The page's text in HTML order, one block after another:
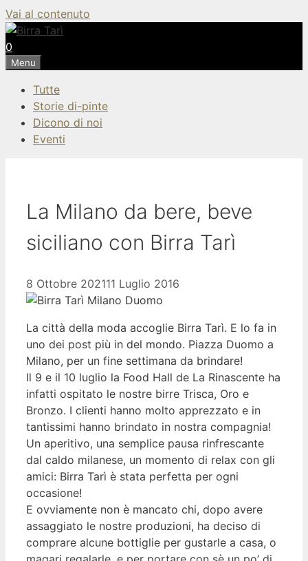
Vai al contenuto
0
Menu
Tutte
Storie di-pinte
Dicono di noi
Eventi
La Milano da bere, beve
siciliano con Birra Tarì
8 Ottobre 202111 Luglio 2016
La città della moda accoglie Birra Tarì. E lo fa in
uno dei post più in del mondo. Piazza Duomo a
Milano, per un fine settimana da brindare!
Il 9 e il 10 luglio la Food Hall de La Rinascente ha
infatti ospitato le nostre birre Trisca, Oro e
Bronzo. I clienti hanno molto apprezzato e in
tantissimi hanno brindato in nostra compagnia!
Un aperitivo, una semplice pausa rinfrescante
dal caldo milanese, un momento di relax con gli
amici: Birra Tarì è stata perfetta per ogni
occasione!
E ovviamente non è mancato chi, dopo avere
assaggiato le nostre produzioni, ha deciso di
comprare alcune bottiglie per gustarle a casa, o